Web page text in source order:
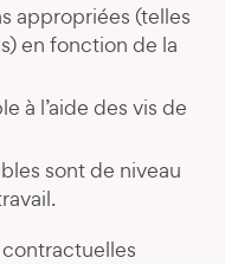
appropriées (telles
en fonction de la
à l’aide des vis de
sont de niveau